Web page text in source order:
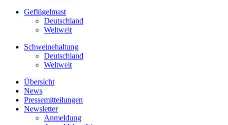
Geflügelmast
Deutschland
Weltweit
Schweinehaltung
Deutschland
Weltweit
Übersicht
News
Pressemitteilungen
Newsletter
Anmeldung